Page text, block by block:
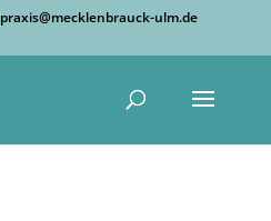
praxis@mecklenbrauck-ulm.de